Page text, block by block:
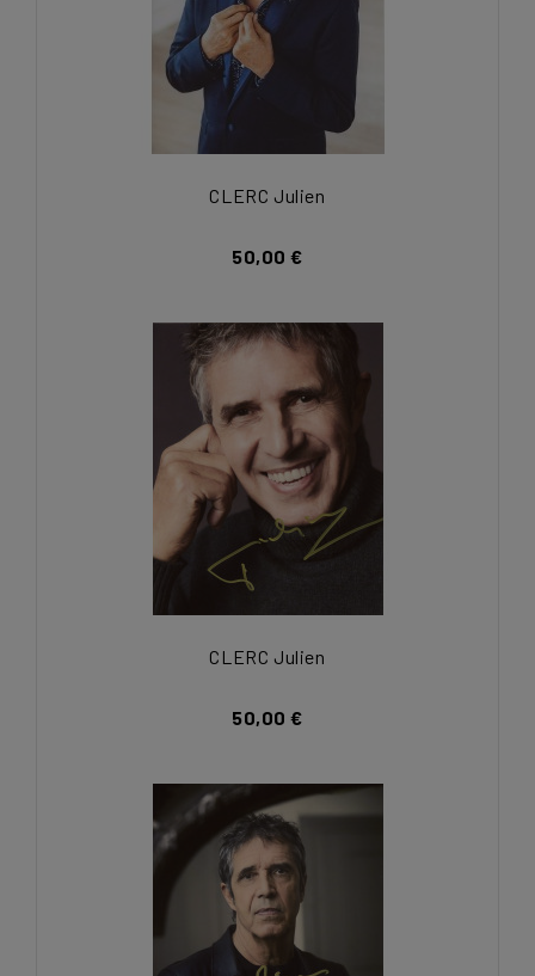
CLERC Julien
50,00 €
CLERC Julien
50,00 €